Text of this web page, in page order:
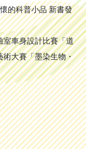
的科普小品 新書發
室車身設計比賽「道
術大賽「墨染生物・